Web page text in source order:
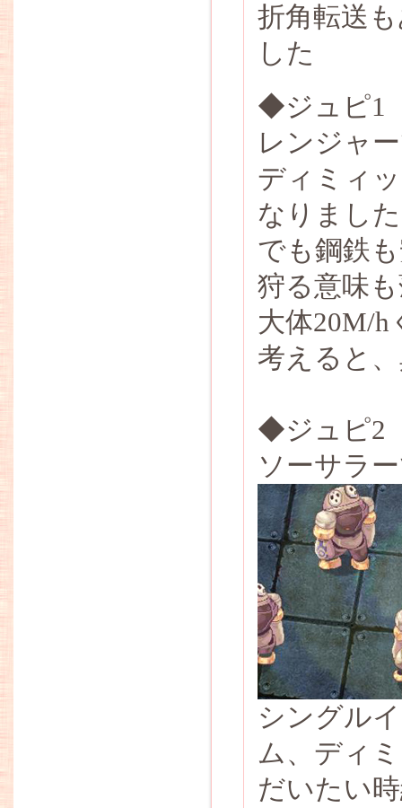
折角転送
した
◆ジュピ1
レンジャ
ディミィ
なりました
でも鋼鉄
狩る意味
大体20M/
考えると
◆ジュピ2
ソーサラ
シングル
ム、ディ
だいたい